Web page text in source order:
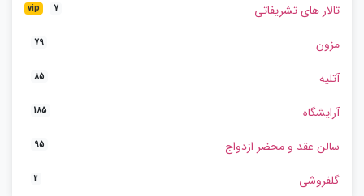
تالار های تشریفاتی vip 7
مزون 79
آتلیه 85
آرایشگاه 185
سالن عقد و محضر ازدواج 95
گلفروشی 2